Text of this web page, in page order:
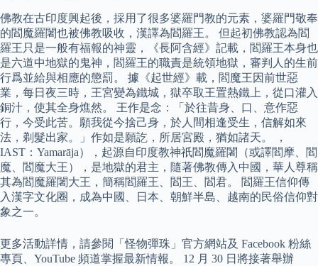
佛教在古印度興起後，採用了很多婆羅門教的元素，婆羅門敬奉
的閻魔羅闍也被佛教吸收，漢譯為閻羅王。 但起初佛教認為閻
羅王只是一般有福報的神靈，《長阿含經》記載，閻羅王本身也
是六道中地獄的鬼神，閻羅王的職責是統領地獄，審判人的生前
行爲並給與相應的懲罰。 據《起世經》載，閻魔王因前世惡
業，每日夜三時，王宮變為鐵城，獄卒取王置熱鐵上，從口灌入
銅汁，使其全身燋然。 王作是念：「於往昔身、口、意作惡
行，今受此苦。願我從今捨己身，於人間相逢受生，信解如來
法，剃髮出家。」作如是願訖，所居宮殿，猶如諸天。 ，
IAST：Yamarāja），起源自印度教神祇閻魔羅闍（或譯閻摩、閻
魔、閻魔大王），是地獄的君主，隨著佛教傳入中國，華人尊稱
其為閻魔羅闍大王，簡稱閻羅王、閻王、閻君。 閻羅王信仰傳
入漢字文化圈，成為中國、日本、朝鮮半島、越南的民俗信仰對
象之一。
更多活動詳情，請參閱「怪物彈珠」官方網站及 Facebook 粉絲
專頁、YouTube 頻道掌握最新情報。 12 月 30 日將接著舉辦